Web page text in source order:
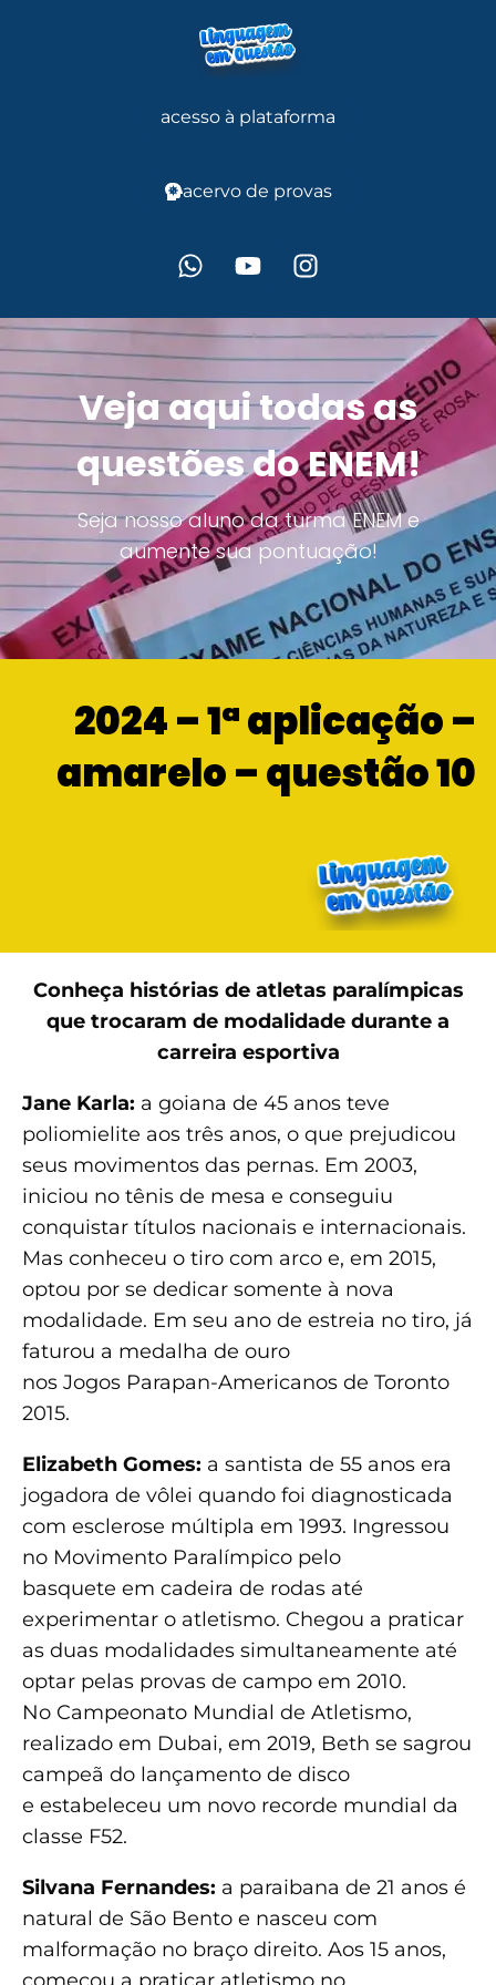
acesso à plataforma
acervo de provas
Veja aqui todas as
questões do ENEM!
Seja nosso aluno da turma ENEM e
aumente sua pontuação!
2024 – 1ª aplicação –
amarelo – questão 10
Conheça histórias de atletas paralímpicas
que trocaram de modalidade durante a
carreira esportiva
Jane Karla: a goiana de 45 anos teve
poliomielite aos três anos, o que prejudicou
seus movimentos das pernas. Em 2003,
iniciou no tênis de mesa e conseguiu
conquistar títulos nacionais e internacionais.
Mas conheceu o tiro com arco e, em 2015,
optou por se dedicar somente à nova
modalidade. Em seu ano de estreia no tiro, já
faturou a medalha de ouro
nos Jogos Parapan-Americanos de Toronto
2015.
Elizabeth Gomes: a santista de 55 anos era
jogadora de vôlei quando foi diagnosticada
com esclerose múltipla em 1993. Ingressou
no Movimento Paralímpico pelo
basquete em cadeira de rodas até
experimentar o atletismo. Chegou a praticar
as duas modalidades simultaneamente até
optar pelas provas de campo em 2010.
No Campeonato Mundial de Atletismo,
realizado em Dubai, em 2019, Beth se sagrou
campeã do lançamento de disco
e estabeleceu um novo recorde mundial da
classe F52.
Silvana Fernandes: a paraibana de 21 anos é
natural de São Bento e nasceu com
malformação no braço direito. Aos 15 anos,